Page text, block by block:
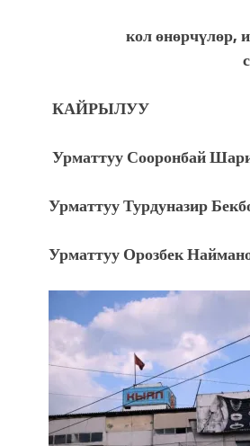
кол өнөрчүлөр,
КАЙРЫЛУУ
Урматтуу Сооронбай
Урматтуу Турдуназир
Урматтуу Орозбек